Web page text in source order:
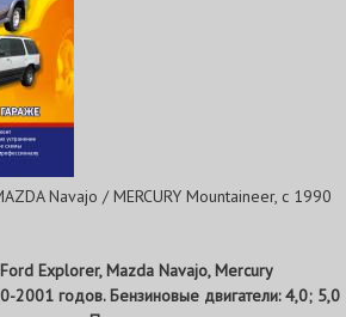
Navajo / MERCURY Mountaineer, с 1990
Explorer, Mazda Navajo, Mercury
2001 годов. Бензиновые двигатели: 4,0; 5,0